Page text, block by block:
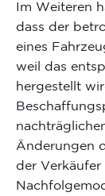
Im Weiteren
dass der
eines
weil das
hergestellt
Änderungen
der